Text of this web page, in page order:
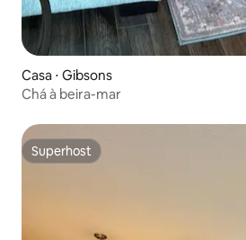
Casa ⋅ Gibsons
Chá à beira-mar
Superhost
Superhost